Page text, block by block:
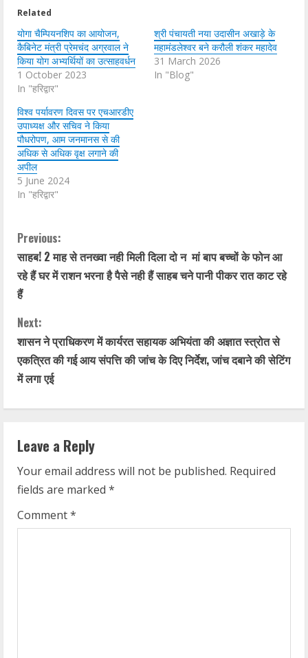
Related
योगा चैम्पियनशिप का आयोजन,
कैबिनेट मंत्री प्रेमचंद अग्रवाल ने
किया योग अभ्यर्थियों का उत्साहवर्धन
1 October 2023
In "हरिद्वार"
श्री पंचायती नया उदासीन अखाड़े के
महामंडलेश्वर बने करौली शंकर महादेव
31 March 2026
In "Blog"
विश्व पर्यावरण दिवस पर एचआरडीए
उपाध्यक्ष और सचिव ने किया
पौधरोपण, आम जनमानस से की
अधिक से अधिक वृक्ष लगाने की
अपील
5 June 2024
In "हरिद्वार"
C
o
n
t
i
n
u
e
R
e
a
Previous:
साहब! 2 माह से तनख्वा नही मिली दिला दो न मां बाप बच्चों के फोन आ
रहे हैं घर में राशन भरना है पैसे नही हैं साहब चने पानी पीकर रात काट रहे
हैं
Next:
शासन ने प्राधिकरण में कार्यरत सहायक अभियंता की अज्ञात स्त्रोत से
एकत्रित की गई आय संपत्ति की जांच के दिए निर्देश, जांच दबाने की सेटिंग
में लगा एई
Leave a Reply
Your email address will not be published. Required
fields are marked *
Comment*